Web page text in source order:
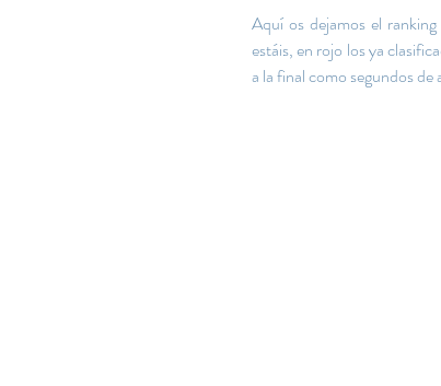
Aquí os dejamos el
estáis, en rojo los ya
a la final como segundos de